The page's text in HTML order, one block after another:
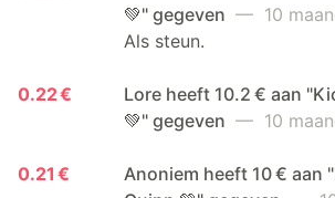
💚" gegeven — 10
Als steun.
0.22 €
Lore heeft 10.2 € aan
💚" gegeven — 10
0.21 €
Anoniem heeft 10 € aan